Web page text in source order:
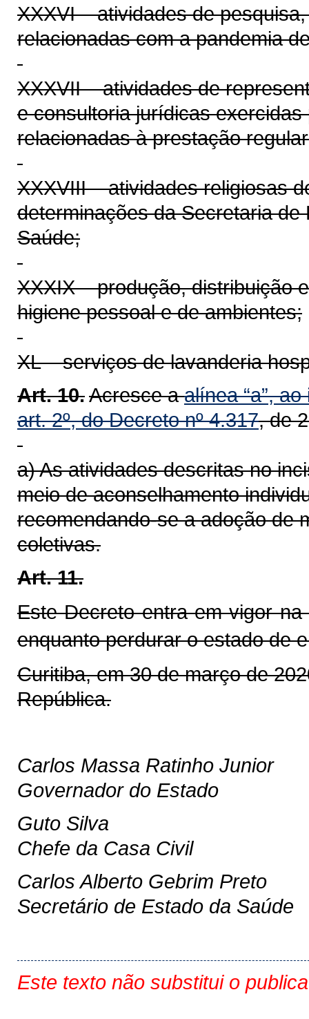
XXXVI – atividades de
relacionadas com a pandemia
XXXVII – atividades de
e consultoria jurídicas
relacionadas à prestação
XXXVIII – atividades religiosas
determinações da Secretaria
Saúde;
XXXIX – produção, distribuição
higiene pessoal e de ambientes;
XL – serviços de lavanderia
Art. 10.Acresce aalínea “a”,
art. 2º, do Decreto nº 4.317, de
a) As atividades descritas no
meio de aconselhamento
recomendando-se a adoção de
coletivas.
Art. 11.
Este Decreto entra em vigor
enquanto perdurar o estado de
Curitiba, em 30 de março de
República.
Carlos Massa Ratinho Junior
Governador do Estado
Guto Silva
Chefe da Casa Civil
Carlos Alberto Gebrim Preto
Secretário de Estado da Saúde
Este texto não substitui o